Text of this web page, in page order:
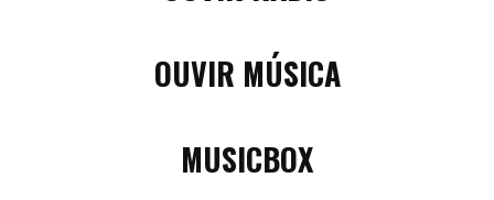
OUVIR MÚSICA
MUSICBOX